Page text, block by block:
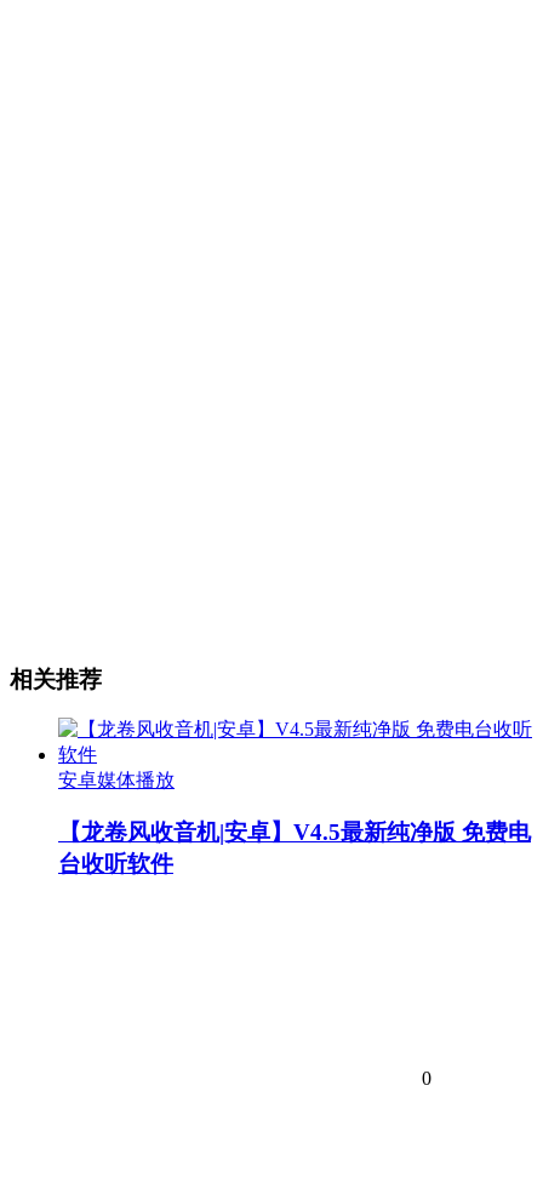
相关推荐
安卓媒体播放
【龙卷风收音机|安卓】V4.5最新纯净版 免费电
台收听软件
0